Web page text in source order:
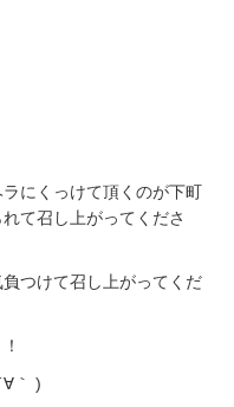
にくっけて頂くのが下町
て召し上がってくださ
つけて召し上がってくだ
｀ )